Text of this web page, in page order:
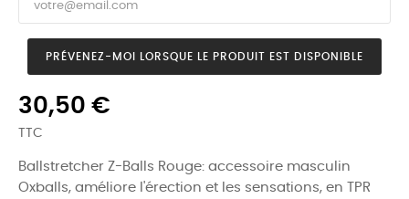
PRÉVENEZ-MOI LORSQUE LE PRODUIT EST DISPONIBLE
30,50 €
TTC
Ballstretcher Z-Balls Rouge: accessoire masculin
Oxballs, améliore l'érection et les sensations, en TPR